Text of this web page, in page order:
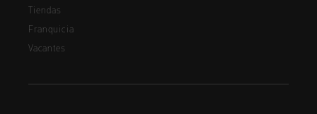
Tiendas
Franquicia
Vacantes